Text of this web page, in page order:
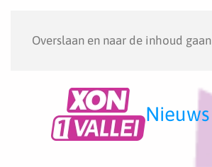
Overslaan en naar de inhoud gaan
Nieuws